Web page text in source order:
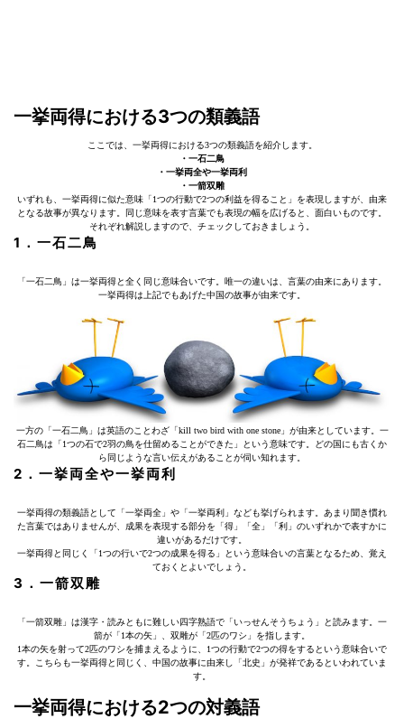
一挙両得における3つの類義語
ここでは、一挙両得における3つの類義語を紹介します。
・一石二鳥
・一挙両全や一挙両利
・一箭双雕
いずれも、一挙両得に似た意味「1つの行動で2つの利益を得ること」を表現しますが、由来
となる故事が異なります。同じ意味を表す言葉でも表現の幅を広げると、面白いものです。
それぞれ解説しますので、チェックしておきましょう。
1．一石二鳥
「一石二鳥」は一挙両得と全く同じ意味合いです。唯一の違いは、言葉の由来にあります。
一挙両得は上記でもあげた中国の故事が由来です。
一方の「一石二鳥」は英語のことわざ「kill two bird with one stone」が由来としています。一
石二鳥は「1つの石で2羽の鳥を仕留めることができた」という意味です。どの国にも古くか
ら同じような言い伝えがあることが伺い知れます。
2．一挙両全や一挙両利
一挙両得の類義語として「一挙両全」や「一挙両利」なども挙げられます。あまり聞き慣れ
た言葉ではありませんが、成果を表現する部分を「得」「全」「利」のいずれかで表すかに
違いがあるだけです。
一挙両得と同じく「1つの行いで2つの成果を得る」という意味合いの言葉となるため、覚え
ておくとよいでしょう。
3．一箭双雕
「一箭双雕」は漢字・読みともに難しい四字熟語で「いっせんそうちょう」と読みます。一
箭が「1本の矢」、双雕が「2匹のワシ」を指します。
1本の矢を射って2匹のワシを捕まえるように、1つの行動で2つの得をするという意味合いで
す。こちらも一挙両得と同じく、中国の故事に由来し「北史」が発祥であるといわれていま
す。
一挙両得における2つの対義語